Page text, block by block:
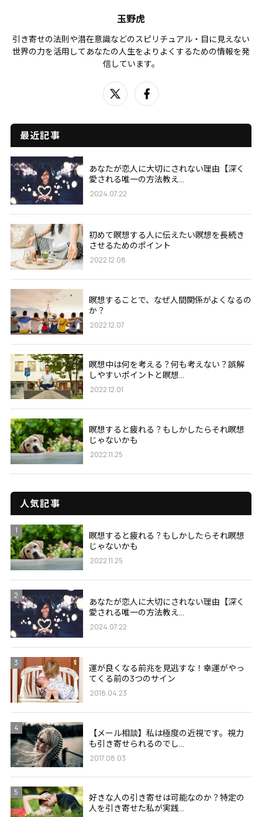
玉野虎
引き寄せの法則や潜在意識などのスピリチュアル・目に見えない
世界の力を活用してあなたの人生をよりよくするための情報を発
信しています。
最近記事
あなたが恋人に大切にされない理由【深く
愛される唯一の方法教え...
2024.07.22
初めて瞑想する人に伝えたい瞑想を長続き
させるためのポイント
2022.12.08
瞑想することで、なぜ人間関係がよくなるの
か？
2022.12.07
瞑想中は何を考える？何も考えない？誤解
しやすいポイントと瞑想...
2022.12.01
瞑想すると疲れる？もしかしたらそれ瞑想
じゃないかも
2022.11.25
人気記事
1
瞑想すると疲れる？もしかしたらそれ瞑想
じゃないかも
2022.11.25
2
あなたが恋人に大切にされない理由【深く
愛される唯一の方法教え...
2024.07.22
3
運が良くなる前兆を見逃すな！幸運がやっ
てくる前の3つのサイン
2018.04.23
4
【メール相談】私は極度の近視です。視力
も引き寄せられるのでし...
2017.08.03
5
好きな人の引き寄せは可能なのか？特定の
人を引き寄せた私が実践...